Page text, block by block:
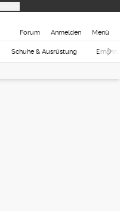
Forum Anmelden Menü
Schuhe & Ausrüstung